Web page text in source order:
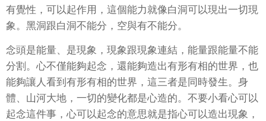
有覺性，可以起作用，這個能力就像白洞可以現出一切現
象。黑洞跟白洞不能分，空與有不能分。
念頭是能量、是現象，現象跟現象連結，能量跟能量不能
分割。心不僅能夠起念，還能夠造出有形有相的世界，也
能夠讓人看到有形有相的世界，這三者是同時發生。身
體、山河大地，一切的變化都是心造的。不要小看心可以
起念這件事，心可以起念的意思就是指心可以造出現象，